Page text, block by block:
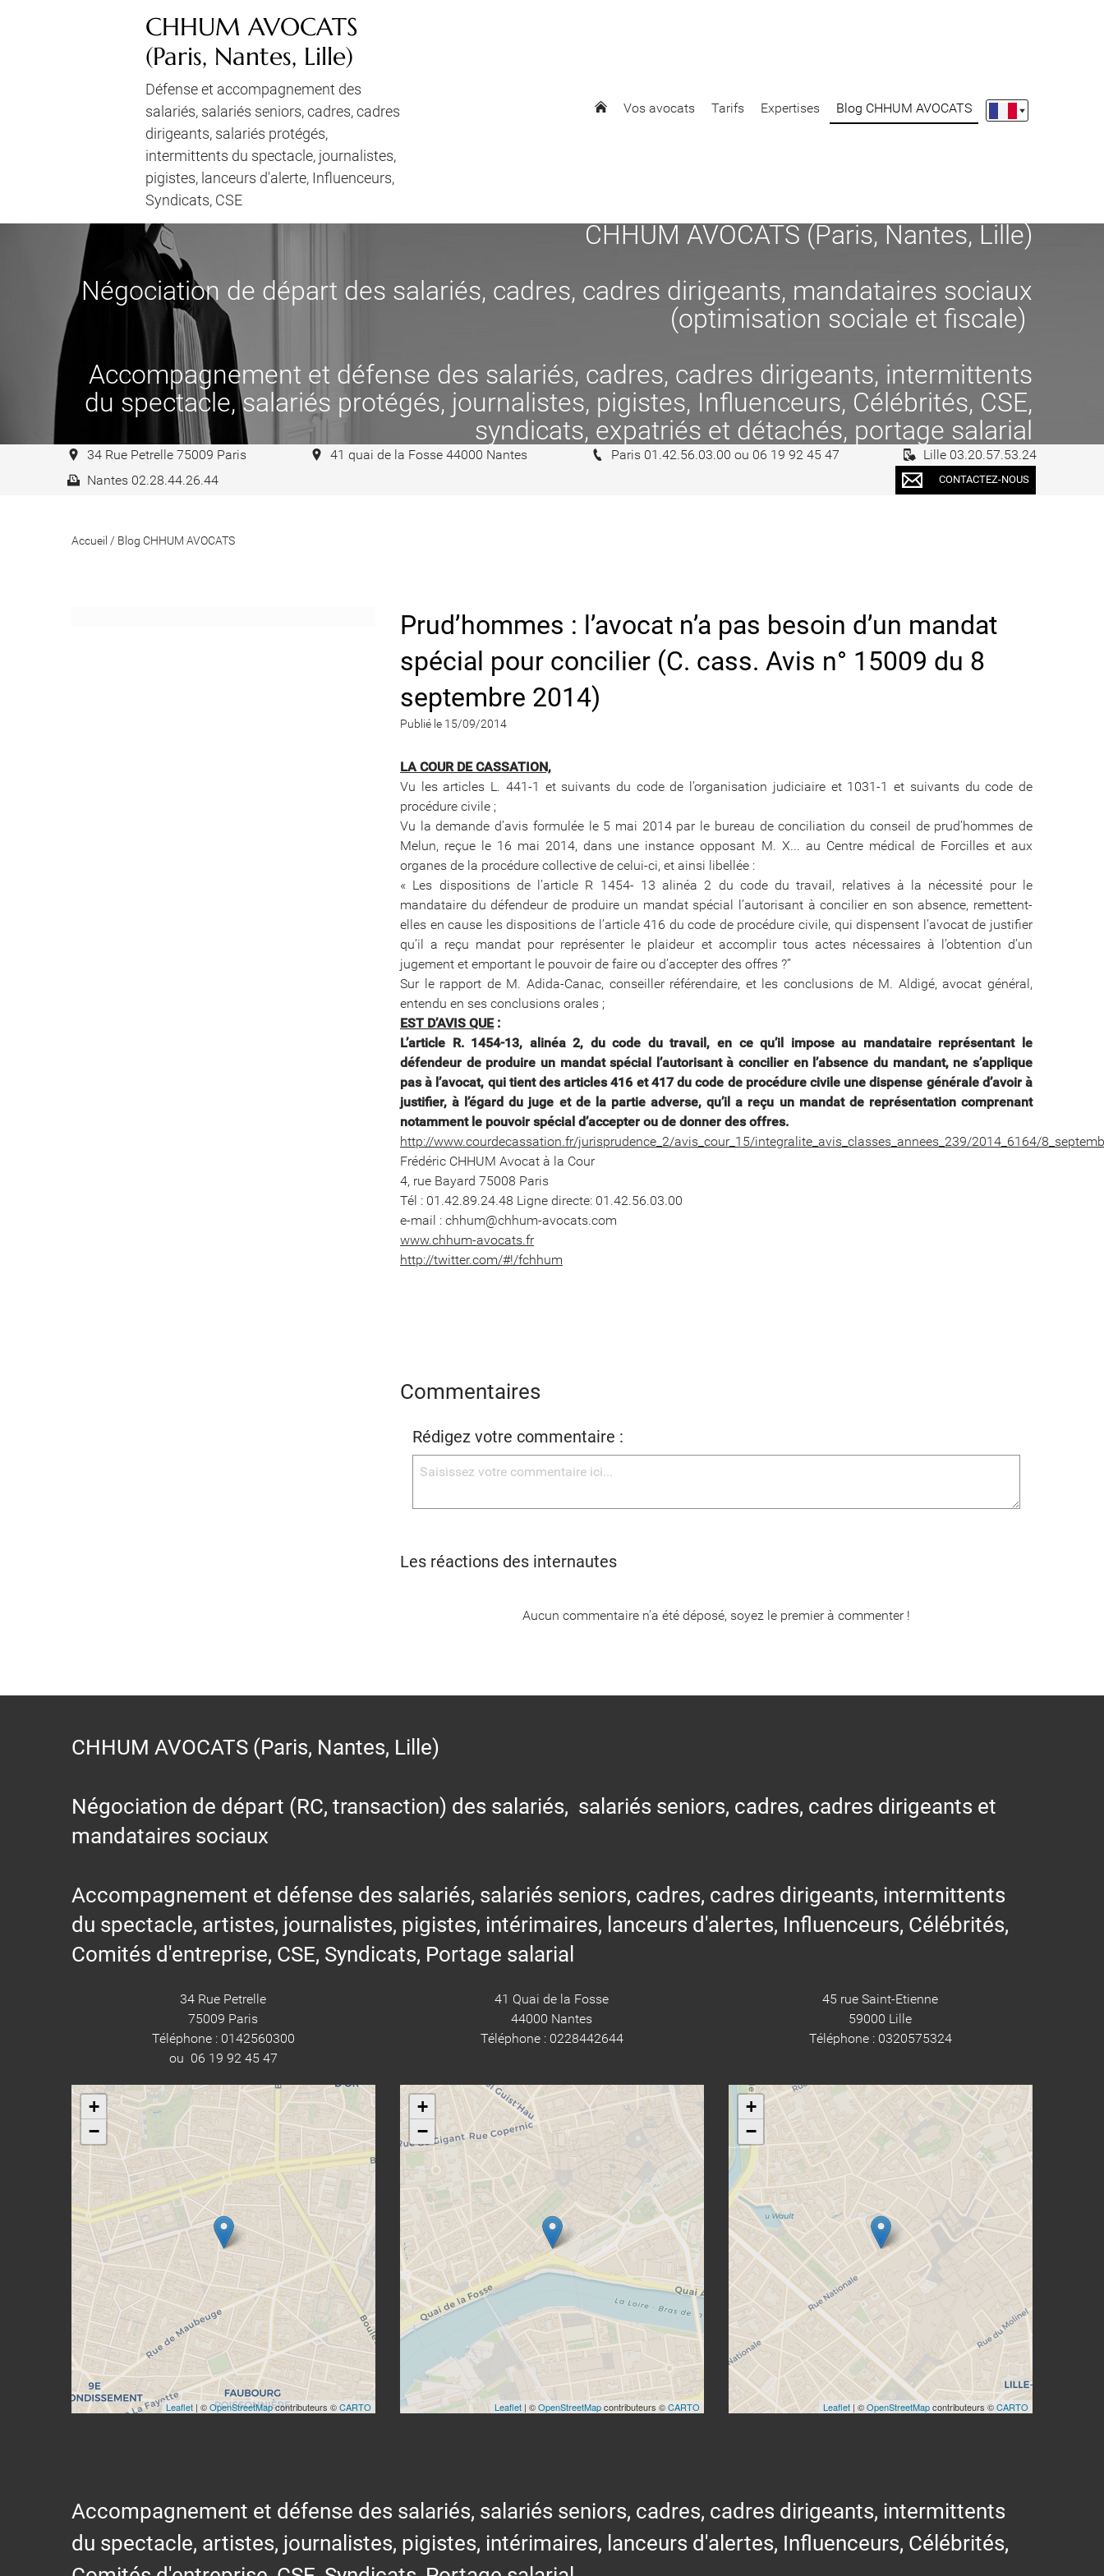
CHHUM AVOCATS
(Paris, Nantes, Lille)
Défense et accompagnement des
salariés, salariés seniors, cadres, cadres
dirigeants, salariés protégés,
intermittents du spectacle, journalistes,
pigistes, lanceurs d'alerte, Influenceurs,
Syndicats, CSE
Vos avocats Tarifs Expertises Blog CHHUM AVOCATS
CHHUM AVOCATS (Paris, Nantes, Lille)
Négociation de départ des salariés, cadres, cadres dirigeants, mandataires sociaux
(optimisation sociale et fiscale)
Accompagnement et défense des salariés, cadres, cadres dirigeants, intermittents
du spectacle, salariés protégés, journalistes, pigistes, Influenceurs, Célébrités, CSE,
syndicats, expatriés et détachés, portage salarial
34 Rue Petrelle 75009 Paris 41 quai de la Fosse 44000 Nantes Paris 01.42.56.03.00 ou 06 19 92 45 47
Lille 03.20.57.53.24
Nantes 02.28.44.26.44
CONTACTEZ-NOUS
Accueil / Blog CHHUM AVOCATS
Prud’hommes : l’avocat n’a pas besoin d’un mandat
spécial pour concilier (C. cass. Avis n° 15009 du 8
septembre 2014)
Publié le 15/09/2014
LA COUR DE CASSATION,
Vu les articles L. 441-1 et suivants du code de l’organisation judiciaire et 1031-1 et suivants du code de
procédure civile ;
Vu la demande d’avis formulée le 5 mai 2014 par le bureau de conciliation du conseil de prud’hommes de
Melun, reçue le 16 mai 2014, dans une instance opposant M. X... au Centre médical de Forcilles et aux
organes de la procédure collective de celui-ci, et ainsi libellée :
« Les dispositions de l’article R 1454- 13 alinéa 2 du code du travail, relatives à la nécessité pour le
mandataire du défendeur de produire un mandat spécial l’autorisant à concilier en son absence, remettent-
elles en cause les dispositions de l’article 416 du code de procédure civile, qui dispensent l’avocat de justifier
qu’il a reçu mandat pour représenter le plaideur et accomplir tous actes nécessaires à l’obtention d’un
jugement et emportant le pouvoir de faire ou d’accepter des offres ?”
Sur le rapport de M. Adida-Canac, conseiller référendaire, et les conclusions de M. Aldigé, avocat général,
entendu en ses conclusions orales ;
EST D’AVIS QUE:
L’article R. 1454-13, alinéa 2, du code du travail, en ce qu’il impose au mandataire représentant le
défendeur de produire un mandat spécial l’autorisant à concilier en l’absence du mandant, ne s’applique
pas à l’avocat, qui tient des articles 416 et 417 du code de procédure civile une dispense générale d’avoir à
justifier, à l’égard du juge et de la partie adverse, qu’il a reçu un mandat de représentation comprenant
notamment le pouvoir spécial d’accepter ou de donner des offres.
http://www.courdecassation.fr/jurisprudence_2/avis_cour_15/integralite_avis_classes_annees_239/2014_6164/
Frédéric CHHUM Avocat à la Cour
4, rue Bayard 75008 Paris
Tél : 01.42.89.24.48 Ligne directe: 01.42.56.03.00
e-mail : chhum@chhum-avocats.com
www.chhum-avocats.fr
http://twitter.com/#!/fchhum
Commentaires
Rédigez votre commentaire :
Les réactions des internautes
Aucun commentaire n'a été déposé, soyez le premier à commenter !
CHHUM AVOCATS (Paris, Nantes, Lille)
Négociation de départ (RC, transaction) des salariés, salariés seniors, cadres, cadres dirigeants et
mandataires sociaux
Accompagnement et défense des salariés, salariés seniors, cadres, cadres dirigeants, intermittents
du spectacle, artistes, journalistes, pigistes, intérimaires, lanceurs d'alertes, Influenceurs, Célébrités,
Comités d'entreprise, CSE, Syndicats, Portage salarial
34 Rue Petrelle
75009 Paris
Téléphone : 0142560300
ou 06 19 92 45 47
+
−
Leaflet| ©OpenStreetMapcontributeurs ©CARTO
41 Quai de la Fosse
44000 Nantes
Téléphone : 0228442644
+
−
Leaflet| ©OpenStreetMapcontributeurs ©CARTO
45 rue Saint-Etienne
59000 Lille
Téléphone : 0320575324
+
−
Leaflet| ©OpenStreetMapcontributeurs ©CARTO
Accompagnement et défense des salariés, salariés seniors, cadres, cadres dirigeants, intermittents
du spectacle, artistes, journalistes, pigistes, intérimaires, lanceurs d'alertes, Influenceurs, Célébrités,